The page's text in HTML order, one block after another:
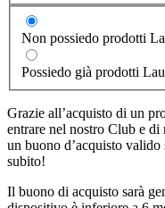
Non possiedo prodotti
Possiedo già prodotti
Grazie all’acquisto di un
entrare nel nostro Club e
un buono d’acquisto
subito!
Il buono di acquisto sarà